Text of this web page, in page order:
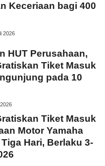
Keceriaan bagi 400
2026
HUT Perusahaan,
Tiket Masuk
pada 10
Tiket Masuk
Motor Yamaha
Hari, Berlaku 3-